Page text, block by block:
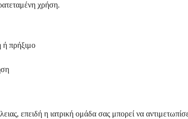
χρήση.
ή πρήξιμο
επειδή η ιατρική ομάδα σας μπορεί να